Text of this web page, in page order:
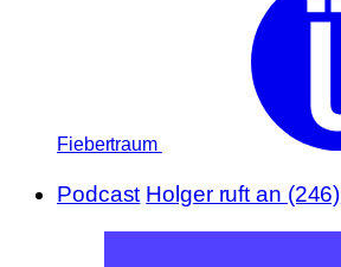
Fiebertraum
Podcast Holger ruft an (246)